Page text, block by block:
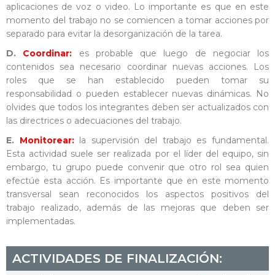
aplicaciones de voz o video. Lo importante es que en este
momento del trabajo no se comiencen a tomar acciones por
separado para evitar la desorganización de la tarea.
D. Coordinar: es probable que luego de negociar los
contenidos sea necesario coordinar nuevas acciones. Los
roles que se han establecido pueden tomar su
responsabilidad o pueden establecer nuevas dinámicas. No
olvides que todos los integrantes deben ser actualizados con
las directrices o adecuaciones del trabajo.
E. Monitorear:la supervisión del trabajo es fundamental.
Esta actividad suele ser realizada por el líder del equipo, sin
embargo, tu grupo puede convenir que otro rol sea quien
efectúe esta acción. Es importante que en este momento
transversal sean reconocidos los aspectos positivos del
trabajo realizado, además de las mejoras que deben ser
implementadas.
ACTIVIDADES DE FINALIZACIÓN: